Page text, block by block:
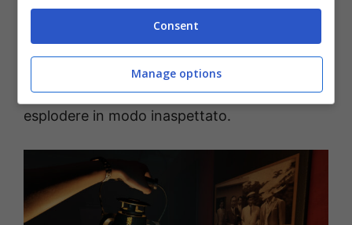
e proprio concentrato di jump scare,
momenti in cui il cuore ti batte a mille e il
terrore ti paralizza. Gli sviluppatori hanno una
maestria nel costruire tensione e poi farla
esplodere in modo inaspettato.
Consent
Manage options